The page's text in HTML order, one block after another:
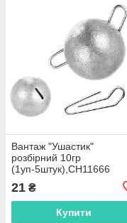
Вантаж "Ушастик"
розбірний 10гр
(1уп-5штук),CH11666
21 ₴
Купити